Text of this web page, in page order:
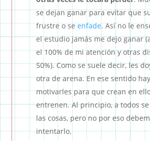
se dejan ganar para evitar que
frustre o seenfade. Así no le
el estudio jamás me dejo ganar
el 100% de mi atención y otras
50%). Como se suele decir, les
otra de arena. En ese sentido
motivarles para que crean en
entrenen. Al principio, a todos
las cosas, pero no por eso
intentarlo.